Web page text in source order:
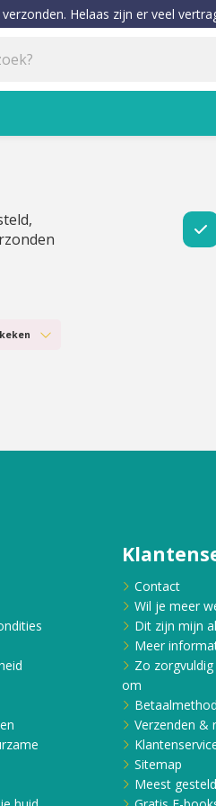
Helaas zijn er veel
Contact
Wil je meer
Dit zijn mijn
Meer
Zo
om
Verzenden &
Sitemap
Meest